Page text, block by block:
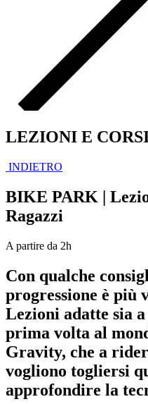
LEZIONI E
INDIETRO
BIKE PARK |
Ragazzi
A partire da 2h
Con qualche
progressione è più
Lezioni adatte sia
prima volta al
Gravity, che a
vogliono togliersi
approfondire la